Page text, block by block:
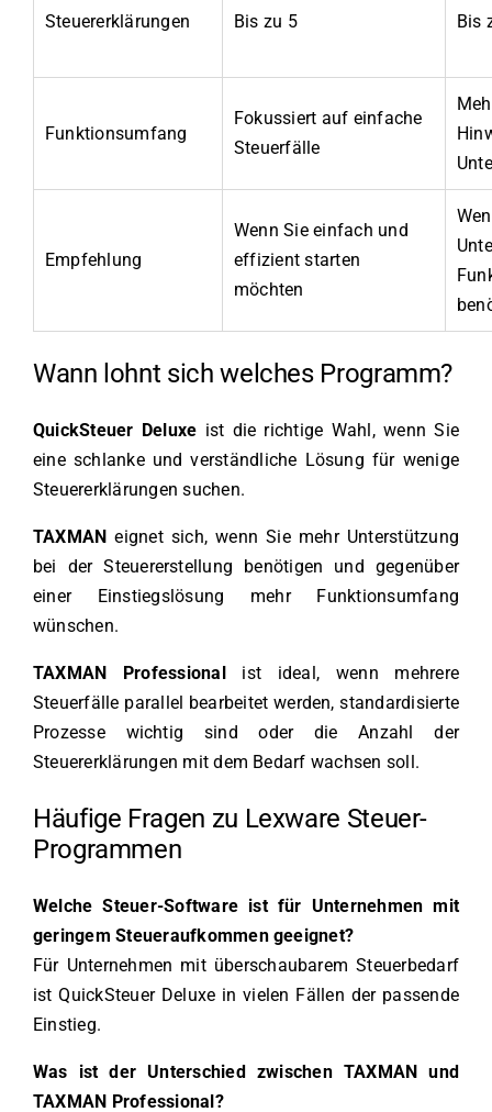
Steuererklärungen Bis zu 5 Bis
Funktionsumfang
Fokussiert auf einfache
Steuerfälle
Empfehlung
Wenn Sie einfach und
effizient starten
möchten
Wann lohnt sich welches Programm?
QuickSteuer Deluxe ist die richtige Wahl, wenn Sie
eine schlanke und verständliche Lösung für wenige
Steuererklärungen suchen.
TAXMAN eignet sich, wenn Sie mehr Unterstützung
bei der Steuererstellung benötigen und gegenüber
einer Einstiegslösung mehr Funktionsumfang
wünschen.
TAXMAN Professional
ist ideal, wenn mehrere
Steuerfälle parallel bearbeitet werden, standardisierte
Prozesse wichtig sind oder die Anzahl der
Steuererklärungen mit dem Bedarf wachsen soll.
Häufige Fragen zu Lexware Steuer-
Programmen
Welche Steuer-Software ist für Unternehmen mit
geringem Steueraufkommen geeignet?
Für Unternehmen mit überschaubarem Steuerbedarf
ist QuickSteuer Deluxe in vielen Fällen der passende
Einstieg.
Was ist der Unterschied zwischen TAXMAN und
TAXMAN Professional?